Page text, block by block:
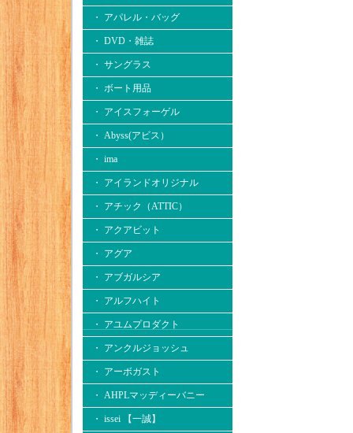
・ アパレル・バッグ
・ DVD・雑誌
・ サングラス
・ ボート用品
・ アイスフォーゲル
・ Abyss(アビス）
・ ima
・ アイランドオリジナル
・ アチック（ATTIC）
・ アクアビット
・ アグア
・ アブガルシア
・ アルフハイト
・ アユムプロダクト
・ アンクルジョッシュ
・ アーボガスト
・ AHPLマッディーバニー
・ issei 【一誠】